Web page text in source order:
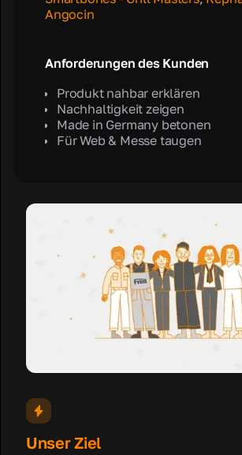
Angocin
Anforderungen des Kunden
Produkt nahbar erklären
Nachhaltigkeit zeigen
Made in Germany betonen
Für Web & Messe taugen
Unser Ziel